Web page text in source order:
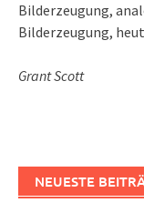
Bilderzeugung,
Bilderzeugung,
Grant Scott
NEUESTE